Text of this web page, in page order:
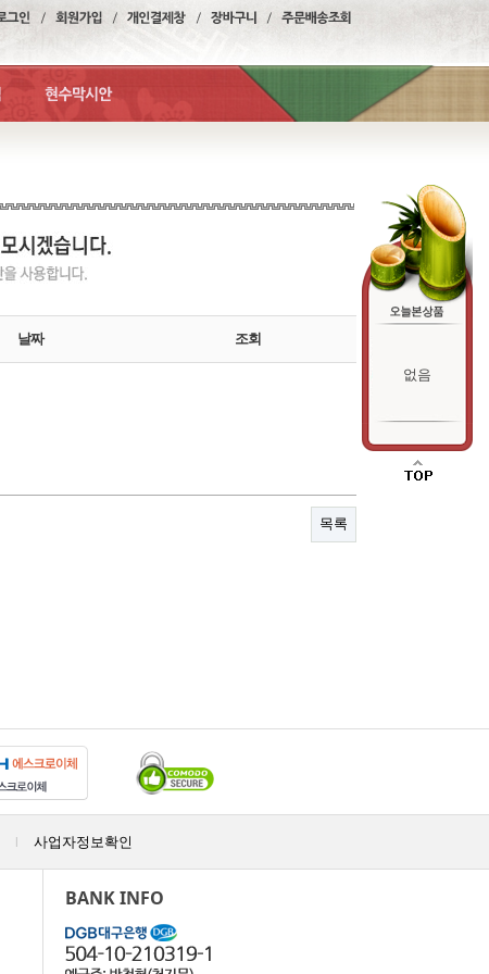
없음
날짜 조회
목록
| 사업자정보확인
BANK INFO